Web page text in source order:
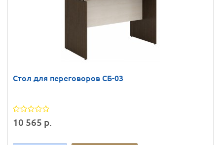
Стол для переговоров СБ-03
10 565 р.